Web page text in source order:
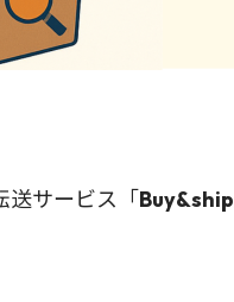
送サービス「Buy&ship